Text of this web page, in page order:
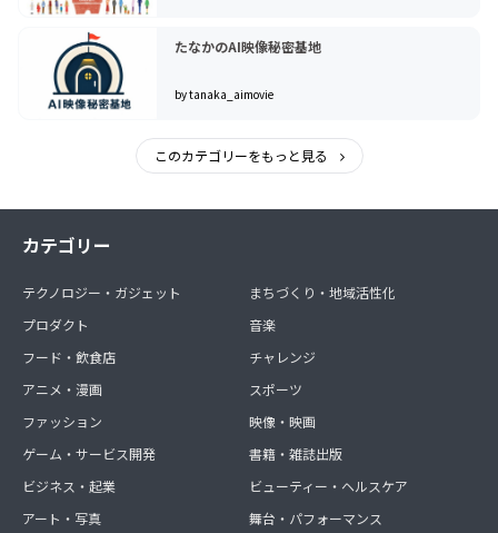
たなかのAI映像秘密基地
by tanaka_aimovie
このカテゴリーをもっと見る
カテゴリー
テクノロジー・ガジェット
プロダクト
フード・飲食店
アニメ・漫画
ファッション
ゲーム・サービス開発
ビジネス・起業
アート・写真
まちづくり・地域活性化
音楽
チャレンジ
スポーツ
映像・映画
書籍・雑誌出版
ビューティー・ヘルスケア
舞台・パフォーマンス